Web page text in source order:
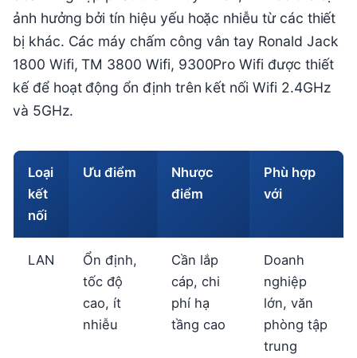
ảnh hưởng bởi tín hiệu yếu hoặc nhiễu từ các thiết
bị khác. Các máy chấm công vân tay Ronald Jack
1800 Wifi, TM 3800 Wifi, 9300Pro Wifi được thiết
kế để hoạt động ổn định trên kết nối Wifi 2.4GHz
và 5GHz.
Loại
kết
nối
Ưu điểm
Nhược
điểm
Phù hợp
với
LAN
Ổn định,
tốc độ
cao, ít
nhiễu
Cần lắp
cáp, chi
phí hạ
tầng cao
Doanh
nghiệp
lớn, văn
phòng tập
trung